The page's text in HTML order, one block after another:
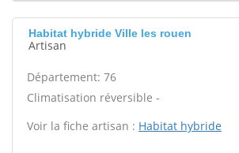
Habitat hybride Ville les rouen
Artisan
Département: 76
Climatisation réversible -
Voir la fiche artisan : Habitat hybride